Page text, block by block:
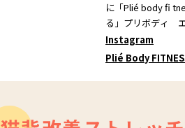
に「Plié body fi
る」プリボディ エ
Instagram
Plié Body